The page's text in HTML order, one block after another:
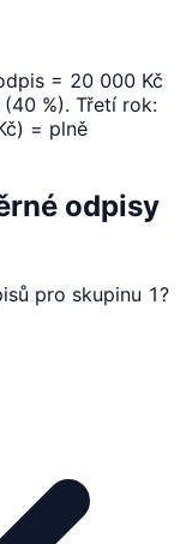
= 20 000 Kč
%). Třetí rok:
= plně
odpisy
pro skupinu 1?